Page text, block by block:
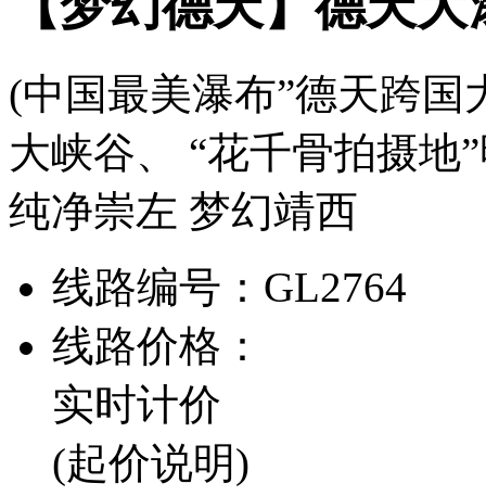
(中国最美瀑布”德天跨国
大峡谷、 “花千骨拍摄地
纯净崇左 梦幻靖西
线路编号： GL2764
线路价格：
实时计价
(起价说明)